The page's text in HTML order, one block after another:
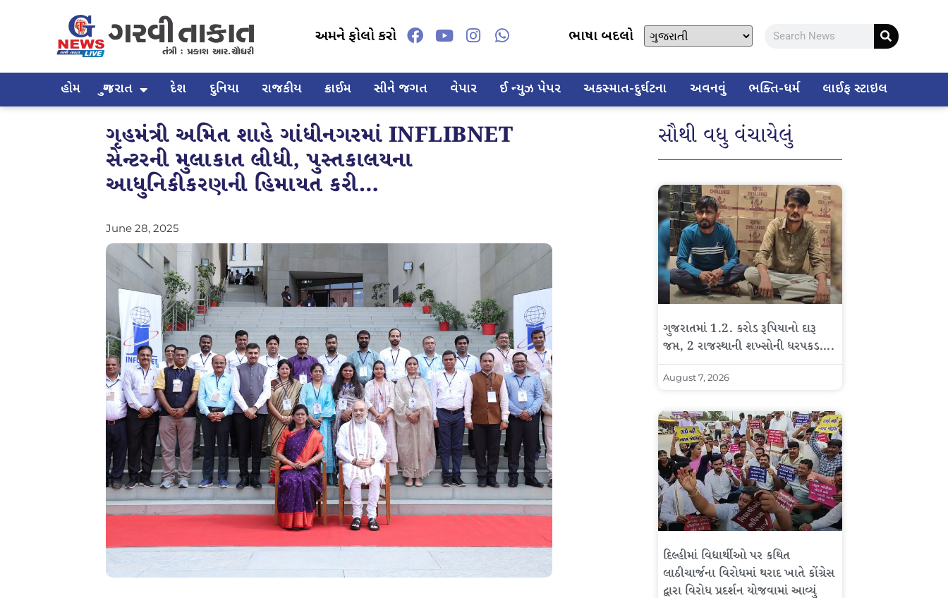
અમને ફોલો કરો ભાષા બદલો
હોમ ગુજરાત દેશ દુનિયા રાજકીય ક્રાઈમ સીને જગત વેપાર ઈ ન્યુઝ પેપર અકસ્માત-દુર્ઘટના અવનવું ભક્તિ-ધર્મ લાઈફ સ્ટાઇલ
ગૃહમંત્રી અમિત શાહે ગાંધીનગરમાં INFLIBNET
સેન્ટરની મુલાકાત લીધી, પુસ્તકાલયના
આધુનિકીકરણની હિમાયત કરી…
June 28, 2025
સૌથી વધુ વંચાયેલું
ગુજરાતમાં 1.2. કરોડ રૂપિયાનો દારૂ
જપ્ત, 2 રાજસ્થાની શખ્સોની ધરપકડ….
August 7, 2026
દિલ્હીમાં વિદ્યાર્થીઓ પર કથિત
લાઠીચાર્જના વિરોધમાં થરાદ ખાતે કોંગ્રેસ
દ્વારા વિરોધ પ્રદર્શન યોજવામાં આવ્યું